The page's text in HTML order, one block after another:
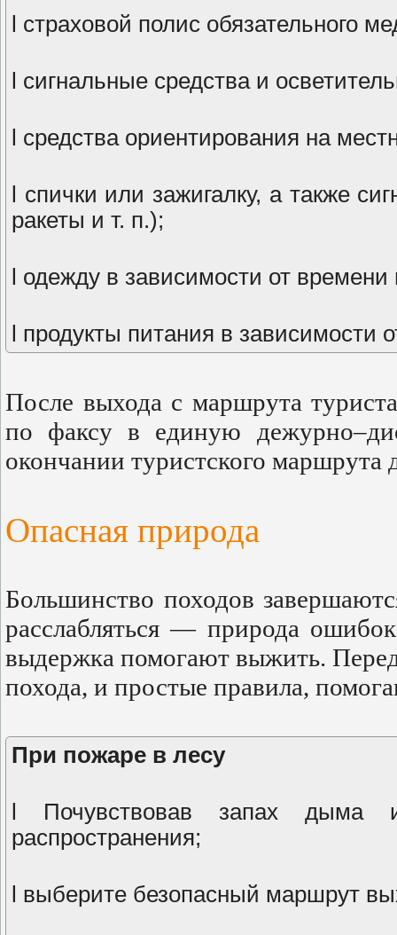
l страховой полис обязательного
l сигнальные средства и
l средства ориентирования на
l спички или зажигалку, а также
ракеты и т. п.);
l одежду в зависимости от
l продукты питания в
После выхода с маршрута
по факсу в единую
окончании туристского маршрута
Опасная природа
Большинство походов
расслабляться — природа
выдержка помогают выжить.
похода, и простые правила,
При пожаре в лесу
l Почувствовав запах дыма
распространения;
l выберите безопасный маршрут